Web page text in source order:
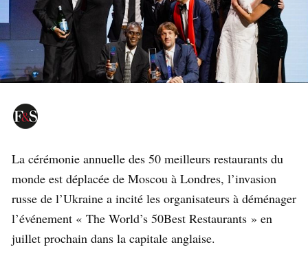
La cérémonie annuelle des 50 meilleurs restaurants du
monde est déplacée de Moscou à Londres, l’invasion
russe de l’Ukraine a incité les organisateurs à déménager
l’événement « The World’s 50Best Restaurants » en
juillet prochain dans la capitale anglaise.